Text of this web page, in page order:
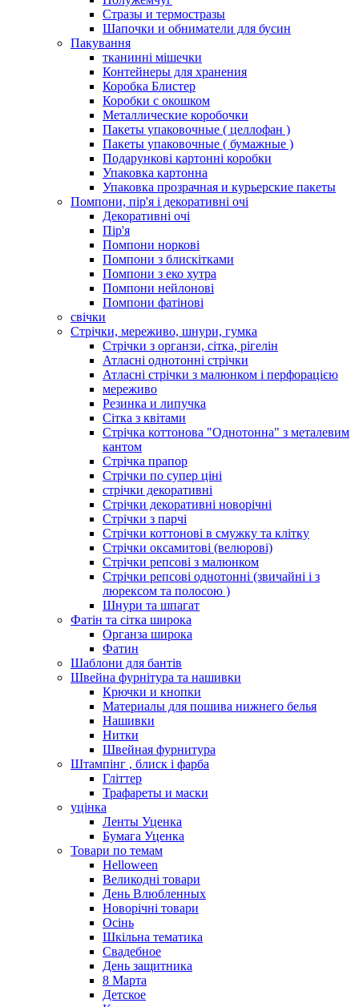
Стразы и термостразы
Шапочки и обниматели для бусин
Пакування
тканинні мішечки
Контейнеры для хранения
Коробка Блистер
Коробки с окошком
Металлические коробочки
Пакеты упаковочные ( целлофан )
Пакеты упаковочные ( бумажные )
Подарункові картонні коробки
Упаковка картонна
Упаковка прозрачная и курьерские пакеты
Помпони, пір'я і декоративні очі
Декоративні очі
Пір'я
Помпони норкові
Помпони з блискітками
Помпони з еко хутра
Помпони нейлонові
Помпони фатінові
свічки
Стрічки, мереживо, шнури, гумка
Стрічки з органзи, сітка, рігелін
Атласні однотонні стрічки
Атласні стрічки з малюнком і перфорацією
мереживо
Резинка и липучка
Сітка з квітами
Стрічка коттонова "Однотонна" з металевим
кантом
Стрічка прапор
Стрічки по супер ціні
стрічки декоративні
Стрічки декоративні новорічні
Стрічки з парчі
Стрічки коттонові в смужку та клітку
Стрічки оксамитові (велюрові)
Стрічки репсові з малюнком
Стрічки репсові однотонні (звичайні і з
люрексом та полосою )
Шнури та шпагат
Фатін та сітка широка
Органза широка
Фатин
Шаблони для бантів
Швейна фурнітура та нашивки
Крючки и кнопки
Материалы для пошива нижнего белья
Нашивки
Нитки
Швейная фурнитура
Штампінг , блиск і фарба
Гліттер
Трафареты и маски
уцінка
Ленты Уценка
Бумага Уценка
Товари по темам
Helloween
Великодні товари
День Влюбленных
Новорічні товари
Осінь
Шкільна тематика
Свадебное
День защитника
8 Марта
Детское